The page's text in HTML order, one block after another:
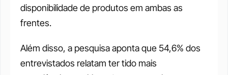
disponibilidade de produtos em ambas as
frentes.
Além disso, a pesquisa aponta que 54,6% dos
entrevistados relatam ter tido mais